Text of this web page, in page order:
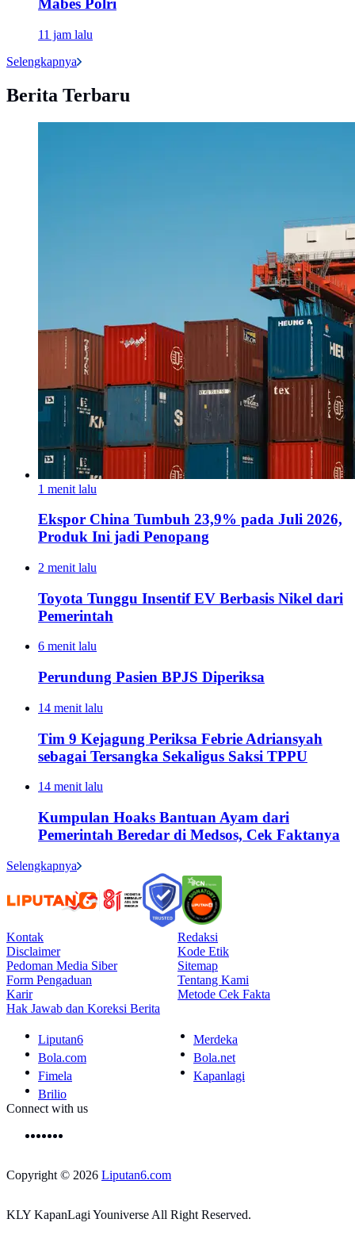
Mabes Polri
11 jam lalu
Selengkapnya
Berita Terbaru
1 menit lalu
Ekspor China Tumbuh 23,9% pada Juli 2026,
Produk Ini jadi Penopang
2 menit lalu
Toyota Tunggu Insentif EV Berbasis Nikel dari
Pemerintah
6 menit lalu
Perundung Pasien BPJS Diperiksa
14 menit lalu
Tim 9 Kejagung Periksa Febrie Adriansyah
sebagai Tersangka Sekaligus Saksi TPPU
14 menit lalu
Kumpulan Hoaks Bantuan Ayam dari
Pemerintah Beredar di Medsos, Cek Faktanya
Selengkapnya
Kontak
Redaksi
Disclaimer
Kode Etik
Pedoman Media Siber
Sitemap
Form Pengaduan
Tentang Kami
Karir
Metode Cek Fakta
Hak Jawab dan Koreksi Berita
Liputan6
Merdeka
Bola.com
Bola.net
Fimela
Kapanlagi
Brilio
Connect with us
Copyright © 2026 Liputan6.com
KLY KapanLagi Youniverse All Right Reserved.